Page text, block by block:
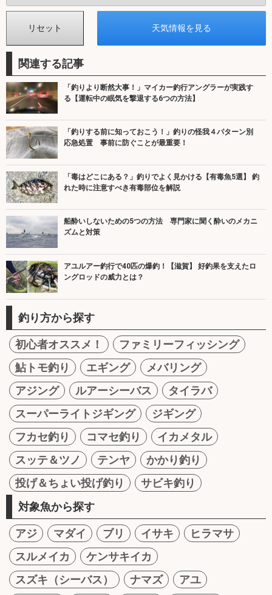
関連する記事
「釣りより断然大事！」マイカー釣行アングラーが実践す
る【運転中の眠気を撃退する6つの方法】
「釣りする前に知っておこう！」釣りの怪我４パターン別
応急処置 事前に防ぐことが最重要！
「毒はどこにある？」釣りでよく見かける【有毒魚5選】 釣
れた時に注意すべき有毒部位を解説
船酔いしないための5つの方法 専門家に聞く酔いのメカニ
ズムと対策
アユルアー釣行で40匹の爆釣！【滋賀】 好釣果を支えたロ
ングロッドの威力とは？
釣り方から探す
初心者オススメ！
ファミリーフィッシング
鮎トモ釣り
エギング
メバリング
アジング
ルアーシーバス
タイラバ
スーパーライトジギング
ジギング
フカセ釣り
コマセ釣り
イカメタル
スッテ＆ツノ
テンヤ
かかり釣り
投げ＆ちょい投げ釣り
サビキ釣り
対象魚から探す
アジ マダイ ブリ イサキ
ヒラマサ
スルメイカ
ケンサキイカ
スズキ（シーバス）
ナマズ
アユ